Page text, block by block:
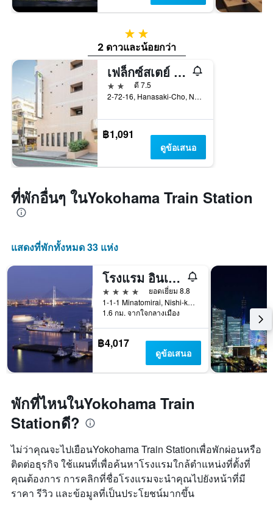
2 ดาว
2 ดาวและน้อยกว่า
เฟล็กซ์สเตย์ อินน์ ซากุระจิโกะ
2 ดาว
ดี 7.5
2-72-16, Hanasaki-Cho, Naka-ku, โยโกฮาม่า, ญี่ปุ่น
฿1,091
ดูข้อเสนอ
ที่พักอื่นๆ ในYokohama Train Station
แสดงที่พักทั้งหมด 33 แห่ง
โรงแรม อินเตอร์คอนติเนนตัล โยโกฮามา แกรนด์ บาย IHG
4 ดาว
ยอดเยี่ยม 8.8
1-1-1 Minatomirai, Nishi-ku, โยโกฮาม่า, ญี่ปุ่น
1.6 กม. จากใจกลางเมือง
฿4,017
ดูข้อเสนอ
พักที่ไหนในYokohama Train
Stationดี?
ไม่ว่าคุณจะไปเยือนYokohama Train Stationเพื่อพักผ่อนหรือ
ติดต่อธุรกิจ ใช้แผนที่เพื่อค้นหาโรงแรมใกล้ตำแหน่งที่ตั้งที่
คุณต้องการ การคลิกที่ชื่อโรงแรมจะนำคุณไปยังหน้าที่มี
ราคา รีวิว และข้อมูลที่เป็นประโยชน์มากขึ้น